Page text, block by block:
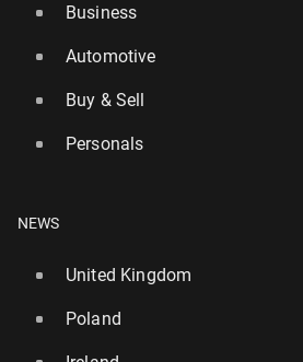
Business
Automotive
Buy & Sell
Personals
NEWS
United Kingdom
Poland